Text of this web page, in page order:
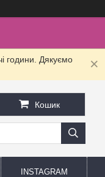
години. Дякуємо
Кошик
INSTAGRAM